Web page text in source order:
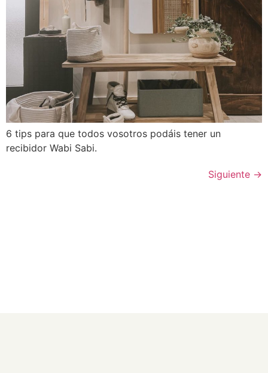
6 tips para que todos vosotros podáis tener un
recibidor Wabi Sabi.
Siguiente →